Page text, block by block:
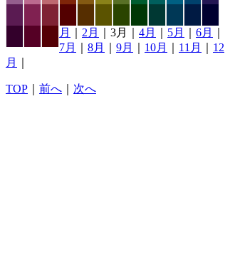
月 2月 ｜3月｜ 4月 5月 6月
7月
8月 9月 10月 11月
12
月
TOP 前へ 次へ